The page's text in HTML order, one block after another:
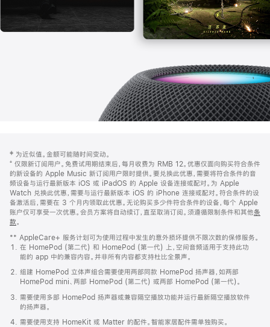
页
页
脚
注
‡ 为近似值。金额可能随时间变动。
⁺ 仅限新订阅用户。免费试用期结束后，每月收费为 RMB 12。优惠仅面向购买符合条件
的新设备的 Apple Music 新订阅用户限时提供。要兑换此优惠，需要将符合条件的音
频设备与运行最新版本 iOS 或 iPadOS 的 Apple 设备连接或配对。为 Apple
Watch 兑换此优惠，需要与运行最新版本 iOS 的 iPhone 连接或配对。符合条件的设
备激活后，需要在 3 个月内领取此优惠。无论购买多少件符合条件的设备，每个 Apple
账户仅可享受一次优惠。会员方案将自动续订，直至取消订阅。须遵循限制条件和其他条
款。
窗
口
中
打
开)
** AppleCare+ 服务计划可为使用过程中发生的意外损坏提供不限次数的保修服务。
在 HomePod (第二代) 和 HomePod (第一代) 上，空间音频适用于支持此功
能的 app 中的兼容内容。并非所有内容都支持杜比全景声。
组建 HomePod 立体声组合需要使用两部同款 HomePod 扬声器，如两部
HomePod mini、两部 HomePod (第二代) 或两部 HomePod (第一代)。
需要使用多部 HomePod 扬声器或兼容隔空播放功能并运行最新隔空播放软件
的扬声器。
需要使用支持 HomeKit 或 Matter 的配件。智能家居配件需单独购买。